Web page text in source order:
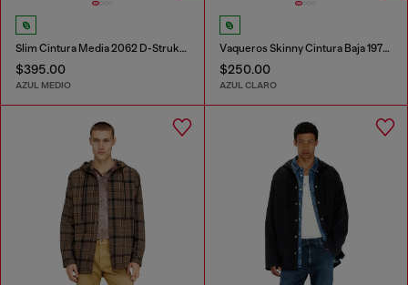
Slim Cintura Media 2062 D-Strukt Joggjeans®
$395.00
AZUL MEDIO
Vaqueros Skinny Cintura Baja 1979 Sleenker
$250.00
AZUL CLARO